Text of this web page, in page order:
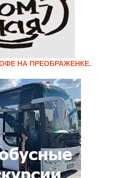
НА ПРЕОБРАЖЕНКЕ.